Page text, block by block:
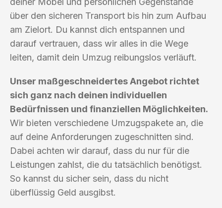
über den sicheren Transport bis hin zum Aufbau
am Zielort. Du kannst dich entspannen und
darauf vertrauen, dass wir alles in die Wege
leiten, damit dein Umzug reibungslos verläuft.
Unser maßgeschneidertes Angebot richtet
sich ganz nach deinen individuellen
Bedürfnissen und finanziellen Möglichkeiten.
Wir bieten verschiedene Umzugspakete an, die
auf deine Anforderungen zugeschnitten sind.
Dabei achten wir darauf, dass du nur für die
Leistungen zahlst, die du tatsächlich benötigst.
So kannst du sicher sein, dass du nicht
überflüssig Geld ausgibst.